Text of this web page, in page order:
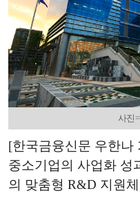
사진
[한국금융신문 우한나
중소기업의 사업화 성
의 맞춤형 R&D 지원